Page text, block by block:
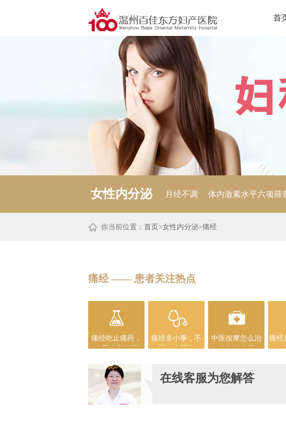
首
女性内分泌 月经不调 体内激素水平六项筛
你当前位置： 首页 >女性内分泌>痛经
痛经 —— 患者关注热点
痛经吃止痛药，
会不会影响怀
痛经非小事，不
要一拖再拖
中医按摩怎么治
疗女性痛经
痛经
在线客服为您解答